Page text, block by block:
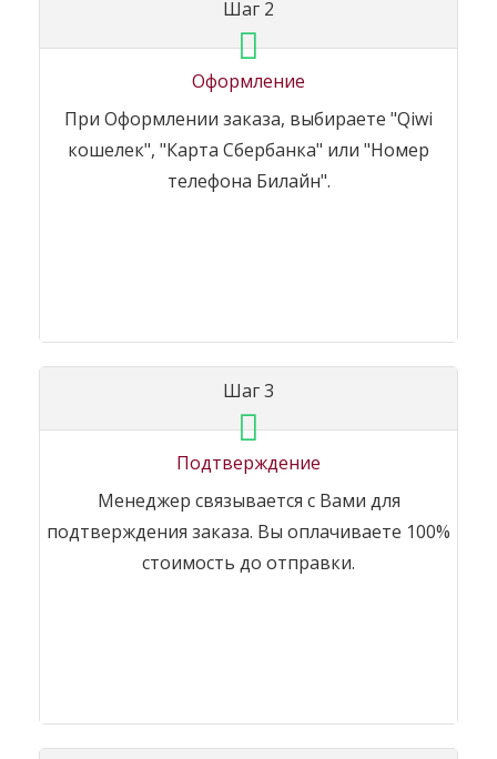
Шаг 2
Оформление
При Оформлении заказа, выбираете "Qiwi
кошелек", "Карта Сбербанка" или "Номер
телефона Билайн".
Шаг 3
Подтверждение
Менеджер связывается с Вами для
подтверждения заказа. Вы оплачиваете 100%
стоимость до отправки.